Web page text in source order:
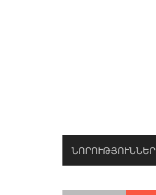
ՆՈՐՈՒԹՅՈՒՆՆԵՐ